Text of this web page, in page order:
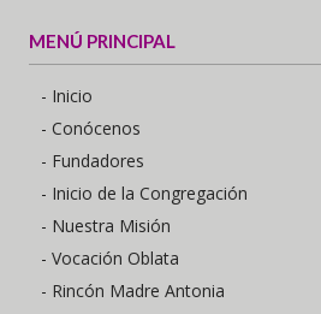
MENÚ PRINCIPAL
- Inicio
- Conócenos
- Fundadores
- Inicio de la Congregación
- Nuestra Misión
- Vocación Oblata
- Rincón Madre Antonia